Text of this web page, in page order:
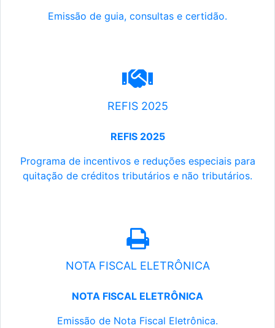
Emissão de guia, consultas e certidão.
REFIS 2025
REFIS 2025
Programa de incentivos e reduções especiais para
quitação de créditos tributários e não tributários.
NOTA FISCAL ELETRÔNICA
NOTA FISCAL ELETRÔNICA
Emissão de Nota Fiscal Eletrônica.